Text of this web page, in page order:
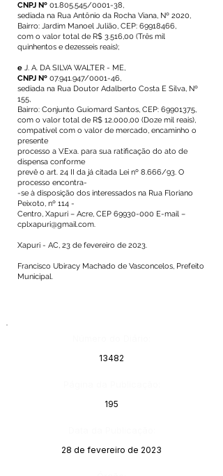
CNPJ Nº 01.805.545/0001-38,
sediada na Rua Antônio da Rocha Viana, Nº 2020,
Bairro: Jardim Manoel Julião, CEP: 69918466,
com o valor total de R$ 3.516,00 (Três mil
quinhentos e dezesseis reais);
e J. A. DA SILVA WALTER - ME,
CNPJ Nº 07.941.947/0001-46,
sediada na Rua Doutor Adalberto Costa E Silva, Nº
155,
Bairro: Conjunto Guiomard Santos, CEP: 69901375,
com o valor total de R$ 12.000,00 (Doze mil reais),
compatível com o valor de mercado, encaminho o
presente
processo a V.Exa. para sua ratificação do ato de
dispensa conforme
prevê o art. 24 II da já citada Lei nº 8.666/93. O
processo encontra-
-se à disposição dos interessados na Rua Floriano
Peixoto, nº 114 -
Centro, Xapuri – Acre, CEP 69930-000 E-mail –
cplxapuri@gmail.com.
Xapuri - AC, 23 de fevereiro de 2023.
Francisco Ubiracy Machado de Vasconcelos, Prefeito
Municipal.
13482
195
28 de fevereiro de 2023